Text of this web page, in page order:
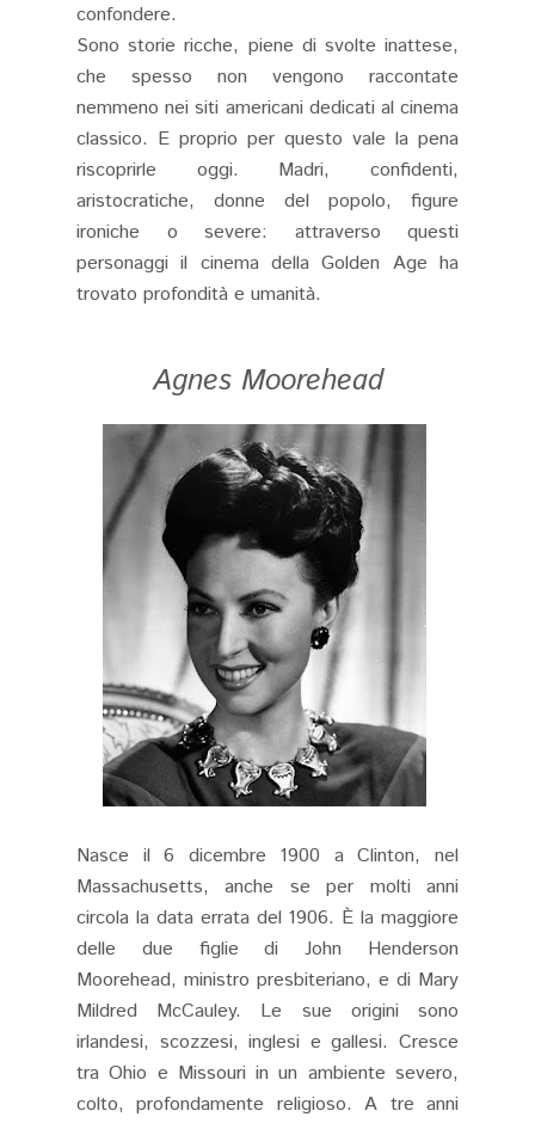
confondere.
Sono storie ricche, piene di svolte inattese,
che spesso non vengono raccontate
nemmeno nei siti americani dedicati al cinema
classico. E proprio per questo vale la pena
riscoprirle oggi. Madri, confidenti,
aristocratiche, donne del popolo, figure
ironiche o severe: attraverso questi
personaggi il cinema della Golden Age ha
trovato profondità e umanità.
Agnes Moorehead
Nasce il 6 dicembre 1900 a Clinton, nel
Massachusetts, anche se per molti anni
circola la data errata del 1906. È la maggiore
delle due figlie di John Henderson
Moorehead, ministro presbiteriano, e di Mary
Mildred McCauley. Le sue origini sono
irlandesi, scozzesi, inglesi e gallesi. Cresce
tra Ohio e Missouri in un ambiente severo,
colto, profondamente religioso. A tre anni